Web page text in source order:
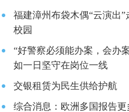
福建漳州布袋木偶“云演出”
校园
“好警察必须能办案，会办
如一日坚守在岗位一线
交银租赁为民生供给护航
综合消息：欧洲多国报告更